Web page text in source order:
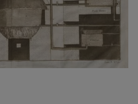
Hydraulique
fundierte Bände